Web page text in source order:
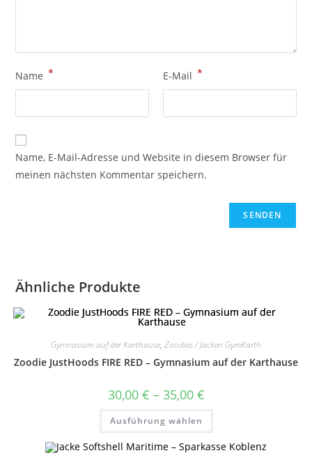
Name * E-Mail *
Name, E-Mail-Adresse und Website in diesem Browser für
meinen nächsten Kommentar speichern.
Ähnliche Produkte
Gymnasium auf der Karthause, Zoodies / Jacken GymKarth
Zoodie JustHoods FIRE RED – Gymnasium auf der Karthause
30,00 € – 35,00 €Preisspanne:
30,00 €
bis
Ausführung wählen
Dieses
weist
mehrere
Varianten